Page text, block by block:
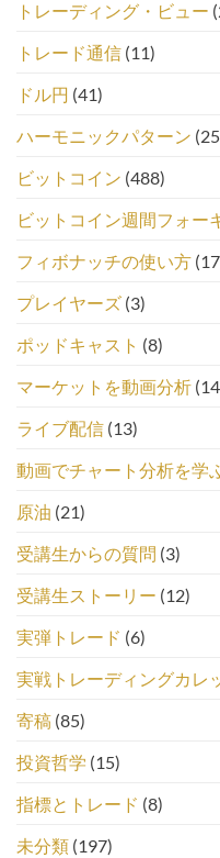
トレーディング・ビュー
トレード通信 (11)
ドル円 (41)
ハーモニックパターン
ビットコイン (488)
ビットコイン週間フォー
フィボナッチの使い方
プレイヤーズ (3)
ポッドキャスト (8)
マーケットを動画分析
ライブ配信 (13)
動画でチャート分析を学
原油 (21)
受講生からの質問 (3)
受講生ストーリー (12)
実弾トレード (6)
実戦トレーディングカレ
寄稿 (85)
投資哲学 (15)
指標とトレード (8)
未分類 (197)